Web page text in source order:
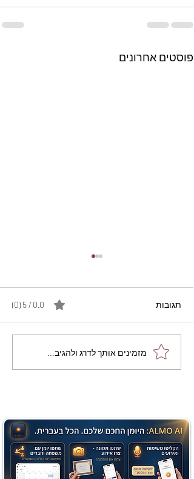
פוסטים אחרונים
מתכון מנצח עוגת מייפל
שוקולד בחושה וקלה - זיוה
תגובות 0.0 / 5 ‏(0)
מזמינים אותך לדרג ולהגיב...